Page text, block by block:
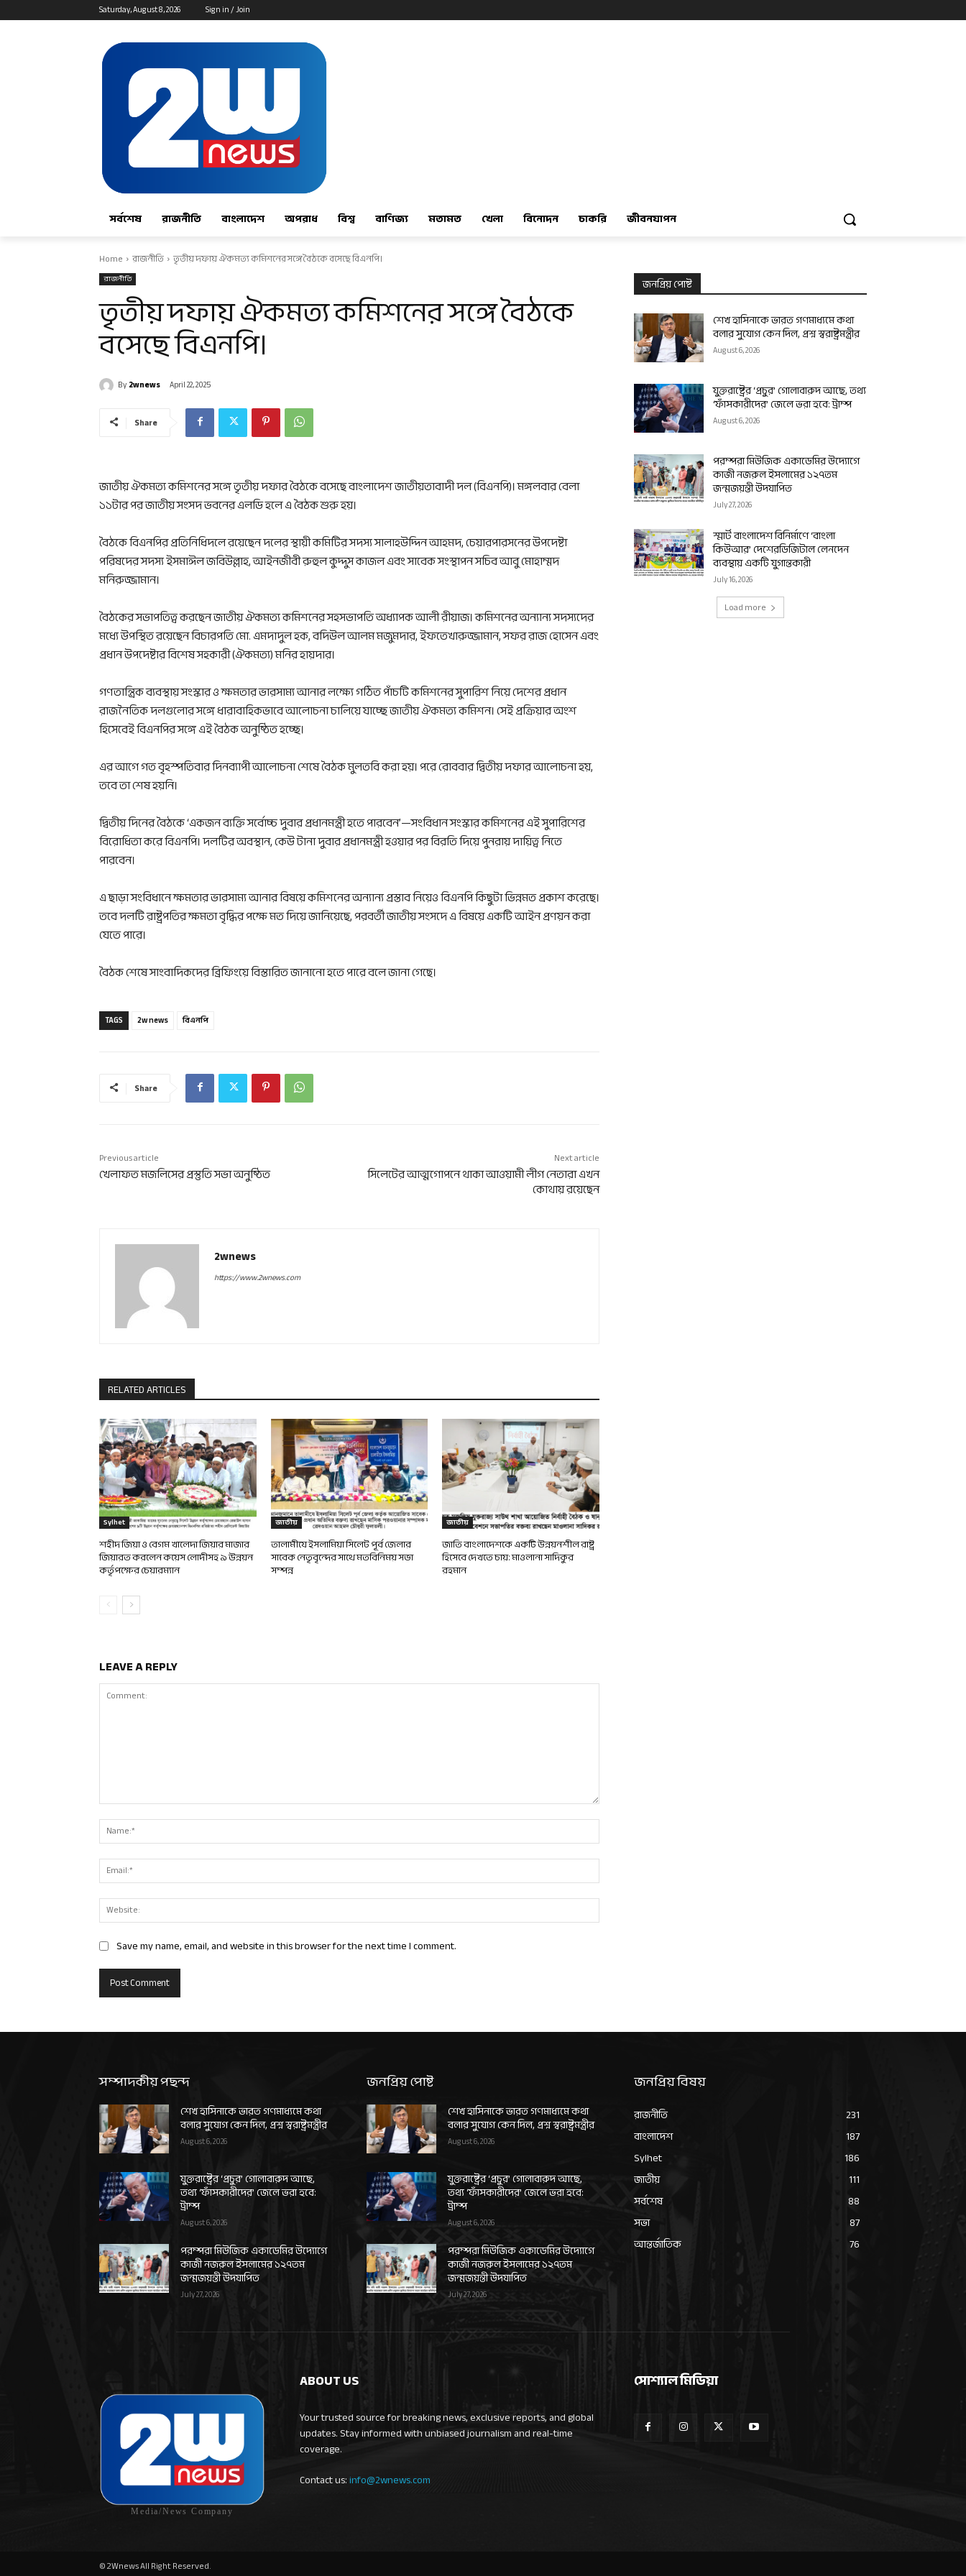
Saturday, August 8, 2026 Sign in / Join
সর্বশেষ রাজনীতি বাংলাদেশ অপরাধ বিশ্ব বাণিজ্য মতামত খেলা বিনোদন চাকরি জীবনযাপন
Home রাজনীতি তৃতীয় দফায় ঐকমত্য কমিশনের সঙ্গে বৈঠকে বসেছে বিএনপি।
রাজনীতি
তৃতীয় দফায় ঐকমত্য কমিশনের সঙ্গে বৈঠকে
বসেছে বিএনপি।
By2wnews April 22, 2025
Share
জাতীয় ঐকমত্য কমিশনের সঙ্গে তৃতীয় দফার বৈঠকে বসেছে বাংলাদেশ জাতীয়তাবাদী দল (বিএনপি)। মঙ্গলবার বেলা
১১টার পর জাতীয় সংসদ ভবনের এলডি হলে এ বৈঠক শুরু হয়।
বৈঠকে বিএনপির প্রতিনিধিদলে রয়েছেন দলের স্থায়ী কমিটির সদস্য সালাহউদ্দিন আহমদ, চেয়ারপারসনের উপদেষ্টা
পরিষদের সদস্য ইসমাঈল জবিউল্লাহ, আইনজীবী রুহুল কুদ্দুস কাজল এবং সাবেক সংস্থাপন সচিব আবু মোহাম্মদ
মনিরুজ্জামান।
বৈঠকের সভাপতিত্ব করছেন জাতীয় ঐকমত্য কমিশনের সহসভাপতি অধ্যাপক আলী রীয়াজ। কমিশনের অন্যান্য সদস্যদের
মধ্যে উপস্থিত রয়েছেন বিচারপতি মো. এমদাদুল হক, বদিউল আলম মজুমদার, ইফতেখারুজ্জামান, সফর রাজ হোসেন এবং
প্রধান উপদেষ্টার বিশেষ সহকারী (ঐকমত্য) মনির হায়দার।
গণতান্ত্রিক ব্যবস্থায় সংস্কার ও ক্ষমতার ভারসাম্য আনার লক্ষ্যে গঠিত পাঁচটি কমিশনের সুপারিশ নিয়ে দেশের প্রধান
রাজনৈতিক দলগুলোর সঙ্গে ধারাবাহিকভাবে আলোচনা চালিয়ে যাচ্ছে জাতীয় ঐকমত্য কমিশন। সেই প্রক্রিয়ার অংশ
হিসেবেই বিএনপির সঙ্গে এই বৈঠক অনুষ্ঠিত হচ্ছে।
এর আগে গত বৃহস্পতিবার দিনব্যাপী আলোচনা শেষে বৈঠক মুলতবি করা হয়। পরে রোববার দ্বিতীয় দফার আলোচনা হয়,
তবে তা শেষ হয়নি।
দ্বিতীয় দিনের বৈঠকে ‘একজন ব্যক্তি সর্বোচ্চ দুবার প্রধানমন্ত্রী হতে পারবেন’—সংবিধান সংস্কার কমিশনের এই সুপারিশের
বিরোধিতা করে বিএনপি। দলটির অবস্থান, কেউ টানা দুবার প্রধানমন্ত্রী হওয়ার পর বিরতি দিয়ে পুনরায় দায়িত্ব নিতে
পারবেন।
এ ছাড়া সংবিধানে ক্ষমতার ভারসাম্য আনার বিষয়ে কমিশনের অন্যান্য প্রস্তাব নিয়েও বিএনপি কিছুটা ভিন্নমত প্রকাশ করেছে।
তবে দলটি রাষ্ট্রপতির ক্ষমতা বৃদ্ধির পক্ষে মত দিয়ে জানিয়েছে, পরবর্তী জাতীয় সংসদে এ বিষয়ে একটি আইন প্রণয়ন করা
যেতে পারে।
বৈঠক শেষে সাংবাদিকদের ব্রিফিংয়ে বিস্তারিত জানানো হতে পারে বলে জানা গেছে।
TAGS 2w news বিএনপি
Share
Previous article
খেলাফত মজলিসের প্রস্তুতি সভা অনুষ্ঠিত
Next article
সিলেটের আত্মগোপনে থাকা আওয়ামী লীগ নেতারা এখন
কোথায় রয়েছেন
2wnews
https://www.2wnews.com
RELATED ARTICLES
Sylhet
শহীদ জিয়া ও বেগম খালেদা জিয়ার মাজার
জিয়ারত করলেন কয়েস লোদীসহ ৯ উন্নয়ন
কর্তৃপক্ষের চেয়ারম্যান
জাতীয়
তালামীযে ইসলামিয়া সিলেট পূর্ব জেলার
সাবেক নেতৃবৃন্দের সাথে মতবিনিময় সভা
সম্পন্ন
জাতীয়
জাতি বাংলাদেশকে একটি উন্নয়নশীল রাষ্ট্র
হিসেবে দেখতে চায়: মাওলানা সাদিকুর
রহমান
LEAVE A REPLY
Comment:
Name:*
Email:*
Website:
Save my name, email, and website in this browser for the next time I comment.
জনপ্রিয় পোষ্ট
শেখ হাসিনাকে ভারত গণমাধ্যমে কথা
বলার সুযোগ কেন দিল, প্রশ্ন স্বরাষ্ট্রমন্ত্রীর
August 6, 2026
যুক্তরাষ্ট্রের ‘প্রচুর’ গোলাবারুদ আছে, তথ্য
‘ফাঁসকারীদের’ জেলে ভরা হবে: ট্রাম্প
August 6, 2026
পরম্পরা মিউজিক একাডেমির উদ্যোগে
কাজী নজরুল ইসলামের ১২৭তম
জন্মজয়ন্তী উদযাপিত
July 27, 2026
স্মার্ট বাংলাদেশ বিনির্মাণে ‘বাংলা
কিউআর’ দেশেরডিজিটাল লেনদেন
ব্যবস্থায় একটি যুগান্তকারী
July 16, 2026
Load more
সম্পাদকীয় পছন্দ
শেখ হাসিনাকে ভারত গণমাধ্যমে কথা
বলার সুযোগ কেন দিল, প্রশ্ন স্বরাষ্ট্রমন্ত্রীর
August 6, 2026
যুক্তরাষ্ট্রের ‘প্রচুর’ গোলাবারুদ আছে,
তথ্য ‘ফাঁসকারীদের’ জেলে ভরা হবে:
ট্রাম্প
August 6, 2026
পরম্পরা মিউজিক একাডেমির উদ্যোগে
কাজী নজরুল ইসলামের ১২৭তম
জন্মজয়ন্তী উদযাপিত
July 27, 2026
জনপ্রিয় পোষ্ট
শেখ হাসিনাকে ভারত গণমাধ্যমে কথা
বলার সুযোগ কেন দিল, প্রশ্ন স্বরাষ্ট্রমন্ত্রীর
August 6, 2026
যুক্তরাষ্ট্রের ‘প্রচুর’ গোলাবারুদ আছে,
তথ্য ‘ফাঁসকারীদের’ জেলে ভরা হবে:
ট্রাম্প
August 6, 2026
পরম্পরা মিউজিক একাডেমির উদ্যোগে
কাজী নজরুল ইসলামের ১২৭তম
জন্মজয়ন্তী উদযাপিত
July 27, 2026
জনপ্রিয় বিষয়
রাজনীতি
231
বাংলাদেশ
187
Sylhet
186
জাতীয়
111
সর্বশেষ
88
সভা
87
আন্তর্জাতিক
76
Media/News Company
ABOUT US
Your trusted source for breaking news, exclusive reports, and global
updates. Stay informed with unbiased journalism and real-time
coverage.
Contact us:info@2wnews.com
সোশ্যাল মিডিয়া
© 2Wnews All Right Reserved.